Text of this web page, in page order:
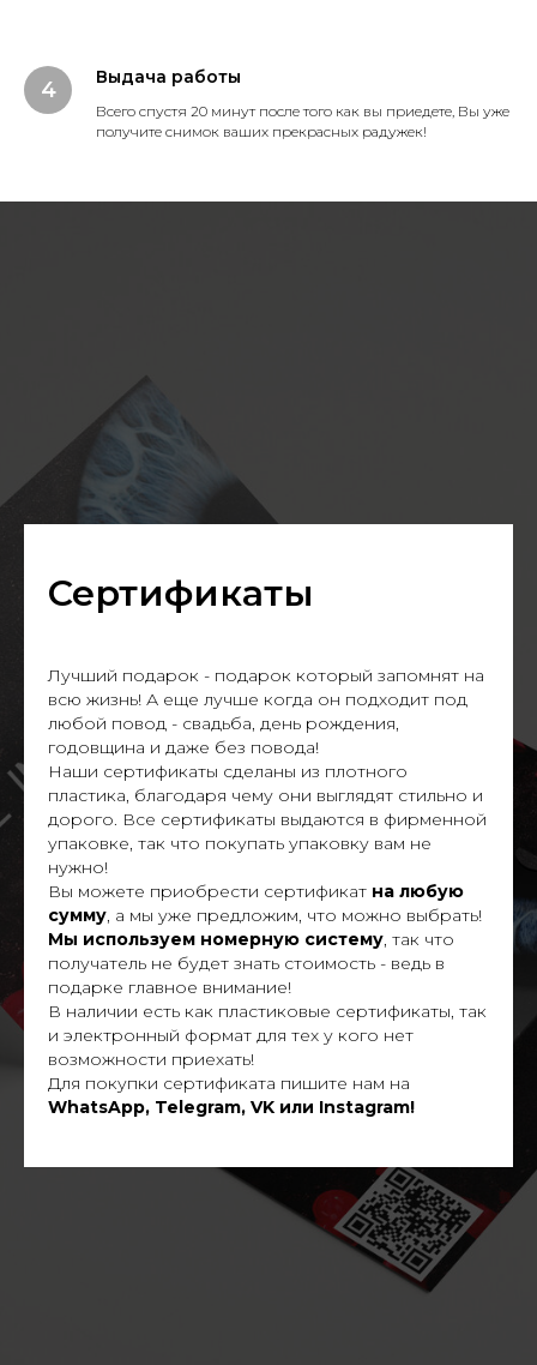
Выдача работы
Всего спустя 20 минут после того как вы приедете, Вы уже
получите снимок ваших прекрасных радужек!
Сертификаты
Лучший подарок - подарок который запомнят на
всю жизнь! А еще лучше когда он подходит под
любой повод - свадьба, день рождения,
годовщина и даже без повода!
Наши сертификаты сделаны из плотного
пластика, благодаря чему они выглядят стильно и
дорого. Все сертификаты выдаются в фирменной
упаковке, так что покупать упаковку вам не
нужно!
Вы можете приобрести сертификат на любую
сумму , а мы уже предложим, что можно выбрать!
Мы используем номерную систему , так что
получатель не будет знать стоимость - ведь в
подарке главное внимание!
В наличии есть как пластиковые сертификаты, так
и электронный формат для тех у кого нет
возможности приехать!
Для покупки сертификата пишите нам на
WhatsApp, Telegram, VK или Instagram!